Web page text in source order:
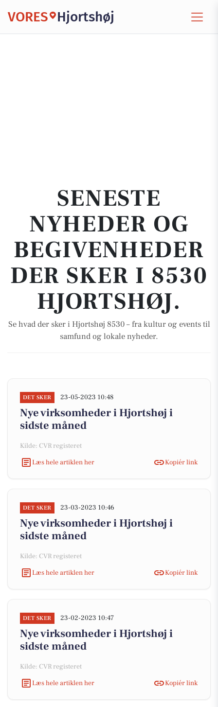
VORES Hjortshøj
SENESTE
NYHEDER OG
BEGIVENHEDER
DER SKER I 8530
HJORTSHØJ.
Se hvad der sker i Hjortshøj 8530 – fra kultur og events til
samfund og lokale nyheder.
DET SKER 23-05-2023 10:48
Nye virksomheder i Hjortshøj i
sidste måned
Kilde: CVR registeret
Læs hele artiklen her
Kopiér link
DET SKER 23-03-2023 10:46
Nye virksomheder i Hjortshøj i
sidste måned
Kilde: CVR registeret
Læs hele artiklen her
Kopiér link
DET SKER 23-02-2023 10:47
Nye virksomheder i Hjortshøj i
sidste måned
Kilde: CVR registeret
Læs hele artiklen her
Kopiér link